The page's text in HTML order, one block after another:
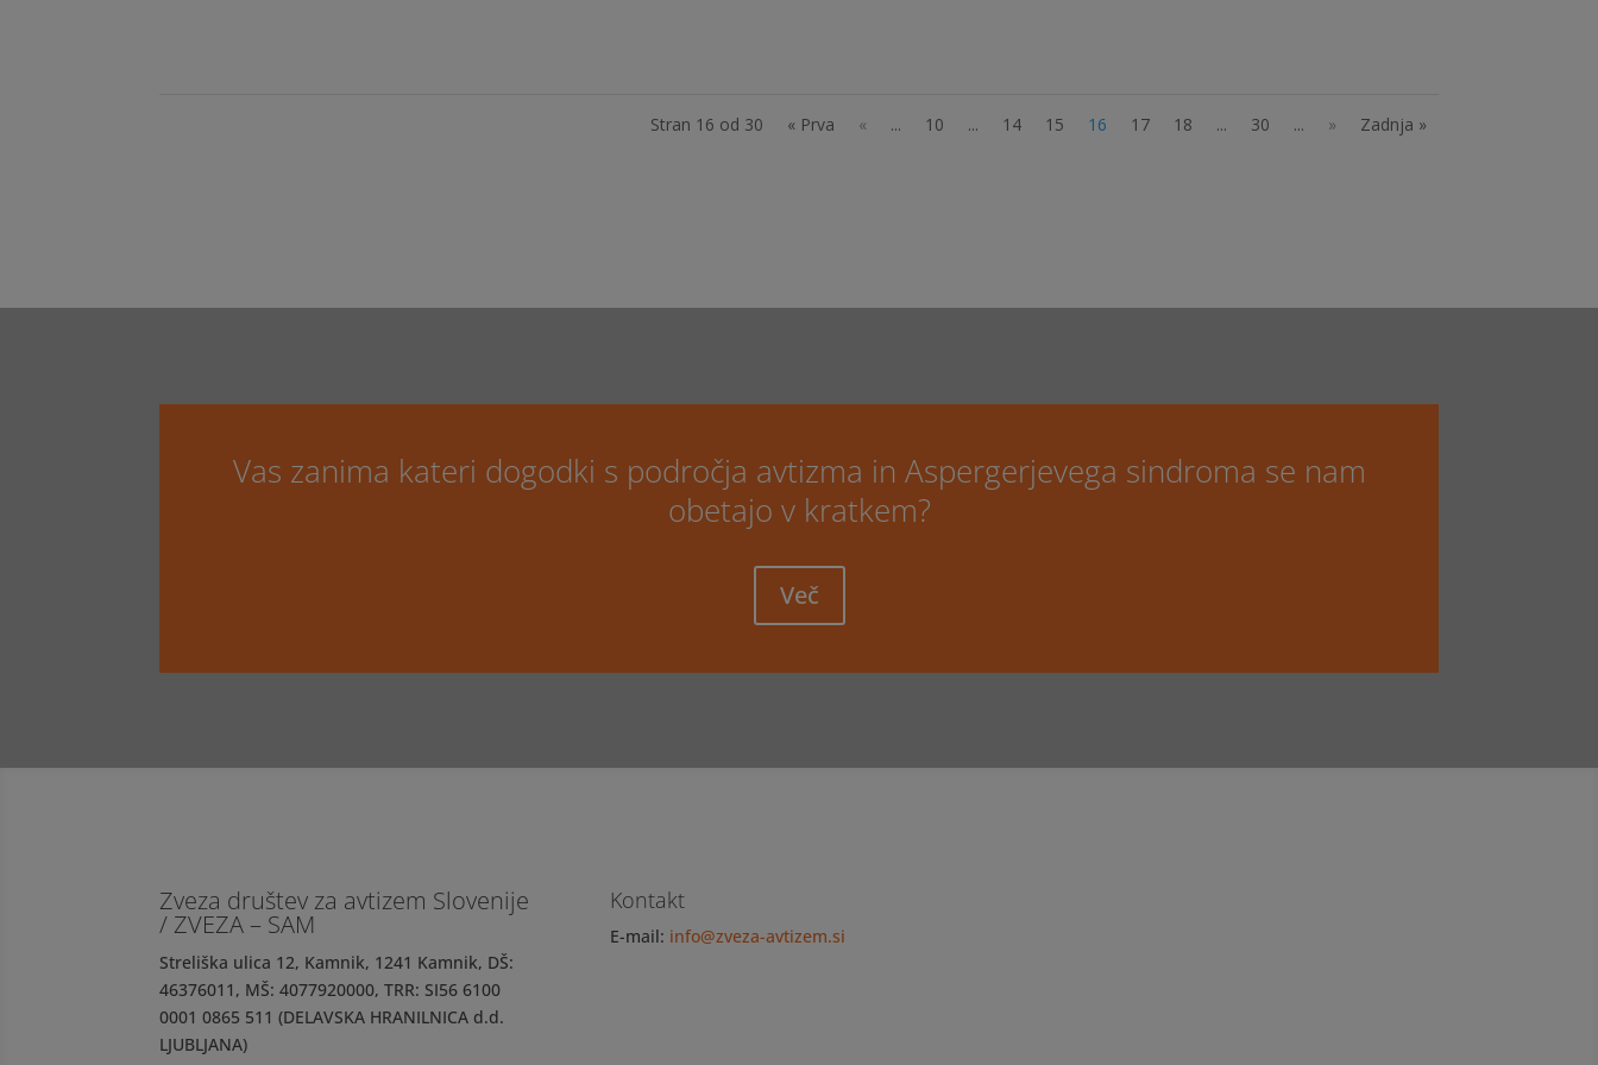
Stran 16 od 30 « Prva « ... 10 ... 14 15 16 17 18 ... 30 ... » Zadnja »
Vas zanima kateri dogodki s področja avtizma in Aspergerjevega sindroma se nam
obetajo v kratkem?
Več
Zveza društev za avtizem Slovenije
/ ZVEZA – SAM
Streliška ulica 12, Kamnik, 1241 Kamnik, DŠ:
46376011, MŠ: 4077920000, TRR: SI56 6100
0001 0865 511 (DELAVSKA HRANILNICA d.d.
LJUBLJANA)
Kontakt
E-mail: info@zveza-avtizem.si